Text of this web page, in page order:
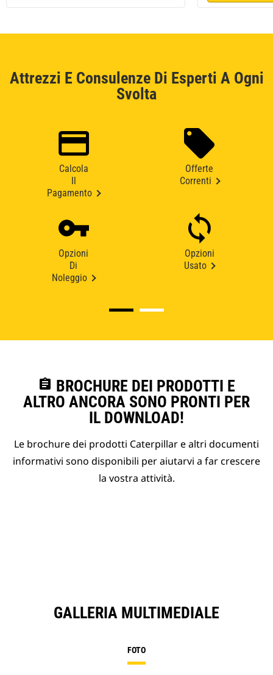
Attrezzi E Consulenze Di Esperti A Ogni
Svolta
Calcola
Pagamento
Offerte
Correnti
Opzioni
Di
Noleggio
Opzioni
Usato
assignment BROCHURE DEI PRODOTTI E
ALTRO ANCORA SONO PRONTI PER
IL DOWNLOAD!
Le brochure dei prodotti Caterpillar e altri documenti
informativi sono disponibili per aiutarvi a far crescere
la vostra attività.
GALLERIA MULTIMEDIALE
FOTO